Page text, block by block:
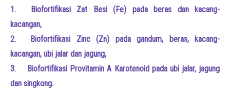
1.
Biofortifikasi Zat Besi (Fe) pada beras dan kacang-
kacangan,
2.
Biofortifikasi Zinc (Zn) pada gandum, beras, kacang-
kacangan, ubi jalar dan jagung,
3.
Biofortifikasi Provitamin A Karotenoid pada ubi jalar, jagung
dan singkong.